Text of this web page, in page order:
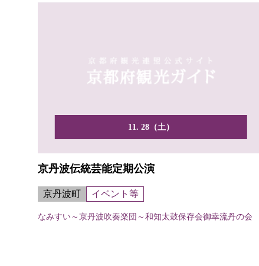
11. 28（土）
京丹波伝統芸能定期公演
京丹波町 イベント等
なみすい～京丹波吹奏楽団～和知太鼓保存会御幸流丹の会